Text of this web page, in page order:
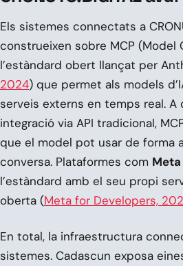
Els sistemes connectats a
construeixen sobre MCP (Model
l’estàndard obert llançat per
2024) que permet als models
serveis externs en temps real. A
integració via API tradicional,
que el model pot usar de forma
conversa. Plataformes com Meta
l’estàndard amb el seu propi
oberta (Meta for Developers,
En total, la infraestructura
sistemes. Cadascun exposa